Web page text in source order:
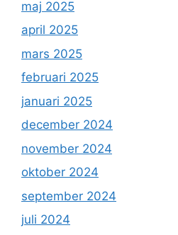
maj 2025
april 2025
mars 2025
februari 2025
januari 2025
december 2024
november 2024
oktober 2024
september 2024
juli 2024